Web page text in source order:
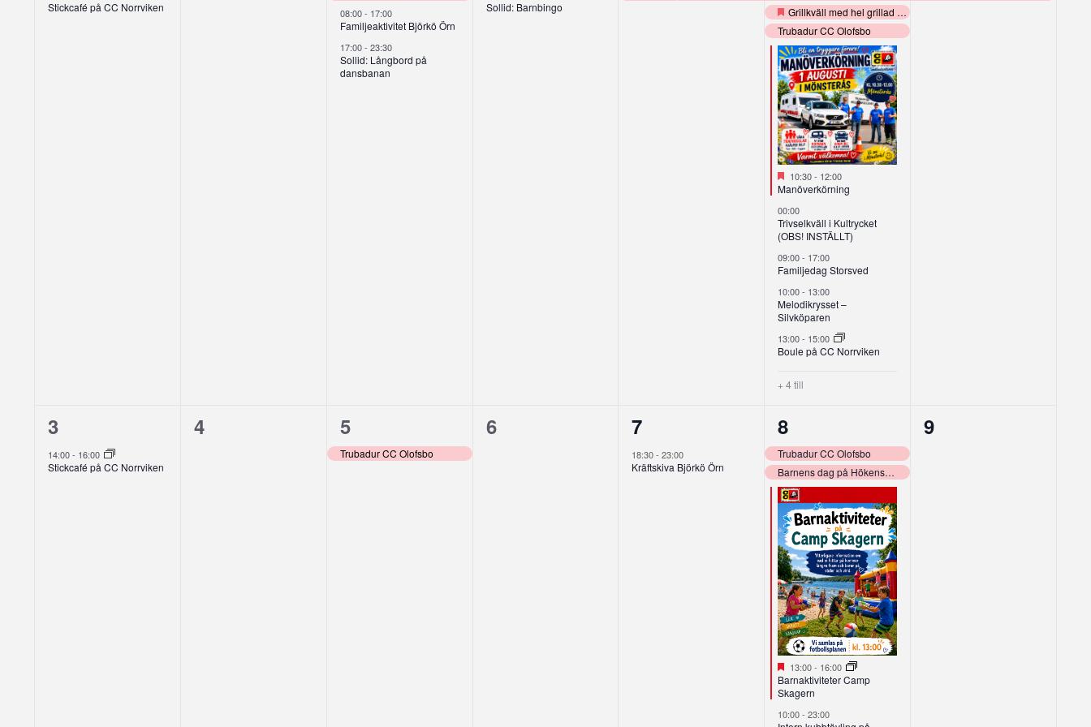
Stickcafé på CC Norrviken 08:00- 17:00
Familjeaktivitet Björkö Örn
17:00- 23:30
Sollid: Långbord på
dansbanan
Sollid: Barnbingo
Utvalt
Grillkväll med hel grillad gris
Trubadur CC Olofsbo
Utvalt
10:30- 12:00
Manöverkörning
00:00
Trivselkväll i Kultrycket
(OBS! INSTÄLLT)
09:00- 17:00
Familjedag Storsved
10:00- 13:00
Melodikrysset –
Silvköparen
13:00- 15:00
Boule på CC Norrviken
+ 4 till
1
evenemang,
3
14:00- 16:00
Stickcafé på CC Norrviken
0
4
1
evenemang,
5
Trubadur CC Olofsbo
0
6
1
evenemang,
7
18:30-23:00
Kräftskiva Björkö Örn
10
evenemang,
8
Trubadur CC Olofsbo
Barnens dag på Hökensås!
Utvalt
13:00- 16:00
Barnaktiviteter Camp
Skagern
10:00-23:00
0
9